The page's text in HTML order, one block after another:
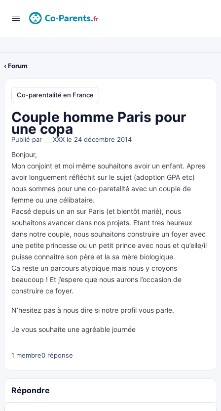
‹ Forum
Co-parentalité en France
Couple homme Paris pour
une copa
Publié par ___XXX le 24 décembre 2014
Bonjour,
Mon conjoint et moi même souhaitons avoir un enfant. Apres
avoir longuement réfléchit sur le sujet (adoption GPA etc)
nous sommes pour une co-paretalité avec un couple de
femme ou une célibataire.
Pacsé depuis un an sur Paris (et bientôt marié), nous
souhaitons avancer dans nos projets. Etant tres heureux
dans notre couple, nous souhaitons construire un foyer avec
une petite princesse ou un petit prince avec nous et qu’elle/il
puisse connaitre son père et la sa mère biologique.
Ca reste un parcours atypique mais nous y croyons
beaucoup ! Et j’espere que nous aurons l’occasion de
construire ce foyer.
N’hesitez pas à nous dire si notre profil vous parle.
Je vous souhaite une agréable journée
1 membre0 réponse
Répondre